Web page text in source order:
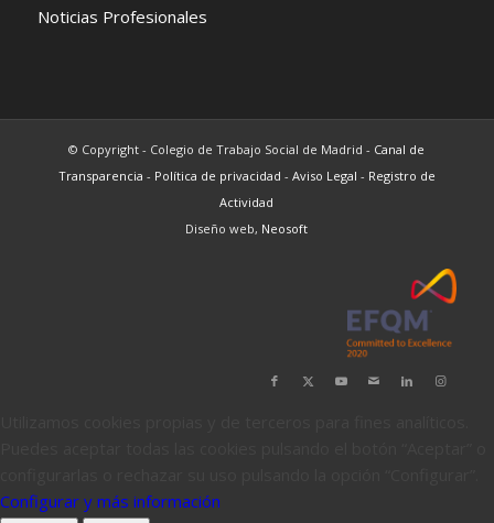
Noticias Profesionales
© Copyright - Colegio de Trabajo Social de Madrid - Canal de
Transparencia - Política de privacidad - Aviso Legal - Registro de
Actividad
Diseño web, Neosoft
Configurar y más información